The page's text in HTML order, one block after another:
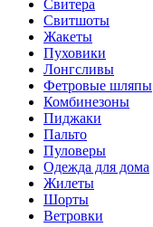
Свитера
Свитшоты
Жакеты
Пуховики
Лонгсливы
Фетровые шляпы
Комбинезоны
Пиджаки
Пальто
Пуловеры
Одежда для дома
Жилеты
Шорты
Ветровки